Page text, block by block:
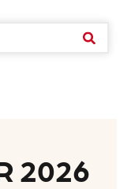
2026